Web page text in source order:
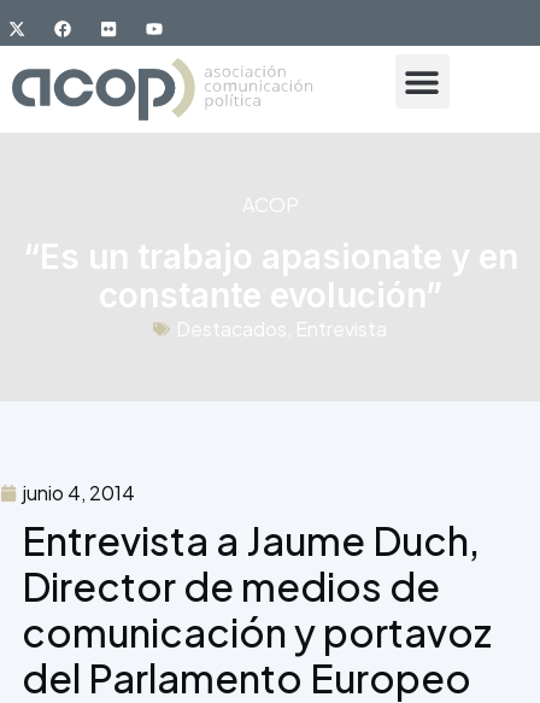
ACOP
“Es un trabajo apasionate y en
constante evolución”
Destacados Entrevista
junio 4, 2014
Entrevista a Jaume Duch,
Director de medios de
comunicación y portavoz
del Parlamento Europeo